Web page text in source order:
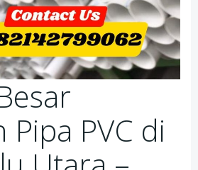
Pipa PVC di